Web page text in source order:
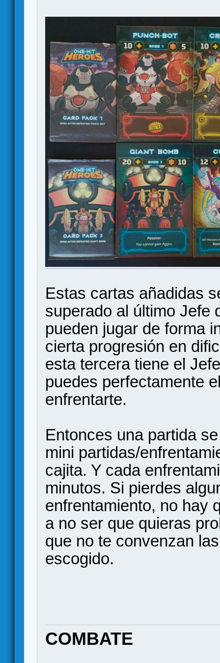
Estas cartas añadidas
superado al último Jefe
pueden jugar de forma
cierta progresión en
esta tercera tiene el
puedes perfectamente
enfrentarte.
Entonces una partida
mini partidas/
cajita. Y cada
minutos. Si pierdes
enfrentamiento, no hay
a no ser que quieras
que no te convenzan
escogido.
COMBATE